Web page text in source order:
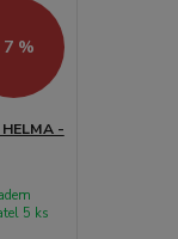
%
HELMA -
5 ks